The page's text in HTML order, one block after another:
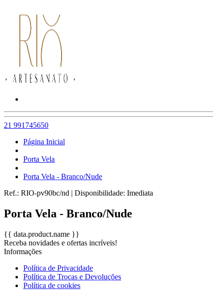
21 991745650
Página Inicial
Porta Vela
Porta Vela - Branco/Nude
Ref.: RIO-pv90bc/nd | Disponibilidade: Imediata
Porta Vela - Branco/Nude
{{ data.product.name }}
Receba novidades e ofertas incríveis!
Informações
Política de Privacidade
Política de Trocas e Devoluções
Política de cookies